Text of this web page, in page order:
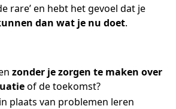
rare’ en hebt het gevoel dat je
dan wat je nu doet.
zonder je zorgen te maken over
of de toekomst?
in plaats van problemen leren